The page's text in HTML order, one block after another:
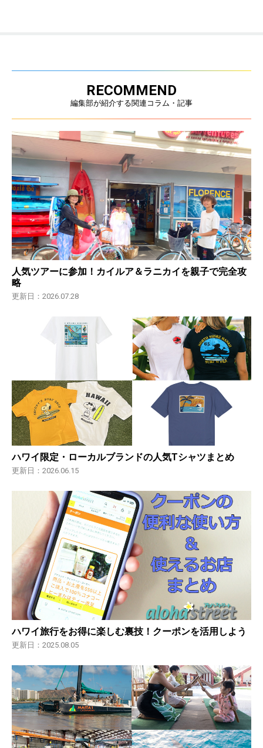
RECOMMEND
編集部が紹介する関連コラム・記事
人気ツアーに参加！カイルア＆ラニカイを親子で完全攻
略
更新日：2026.07.28
ハワイ限定・ローカルブランドの人気Tシャツまとめ
更新日：2026.06.15
ハワイ旅行をお得に楽しむ裏技！クーポンを活用しよう
更新日：2025.08.05